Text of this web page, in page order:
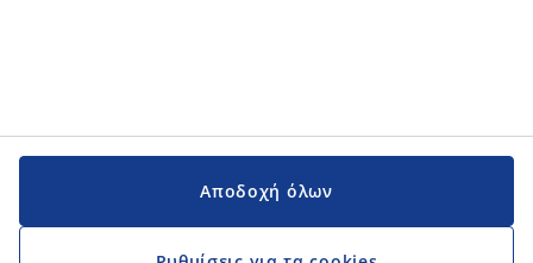
Ακολουθήστε τη JYSK
Αποδοχή όλων